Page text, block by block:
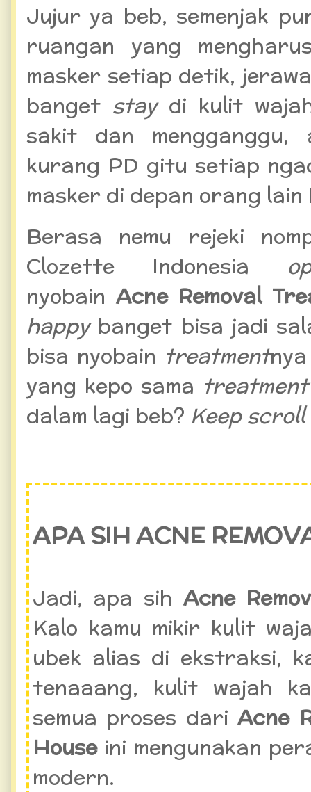
Jujur ya beb, semenjak
ruangan yang
masker setiap detik,
banget stay di kulit
sakit dan
kurang PD gitu setiap
masker di depan orang lain
Berasa nemu rejeki
Clozette Indonesia
nyobain Acne Removal
happy banget bisa jadi
bisa nyobain treatment
yang kepo sama treatment
dalam lagi beb? Keep scroll
APA SIH ACNE
Jadi, apa sihAcne
Kalo kamu mikir kulit
ubek alias di ekstraksi,
tenaaang, kulit wajah
semua proses dariAcne
Houseini mengunakan
modern.